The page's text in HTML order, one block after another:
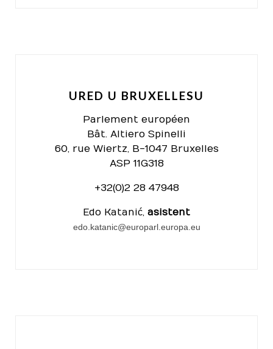
URED U BRUXELLESU
Parlement européen
Bât. Altiero Spinelli
60, rue Wiertz, B-1047 Bruxelles
ASP 11G318
+32(0)2 28 47948
Edo Katanić, asistent
edo.katanic@europarl.europa.eu